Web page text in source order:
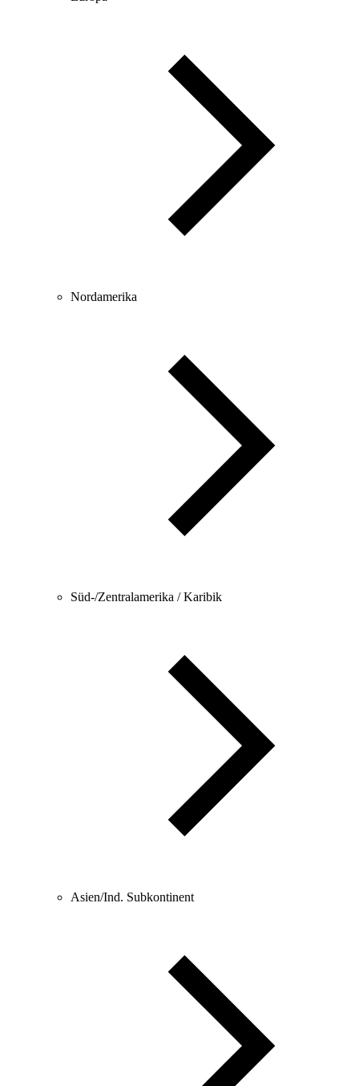
Nordamerika
Süd-/Zentralamerika / Karibik
Asien/Ind. Subkontinent